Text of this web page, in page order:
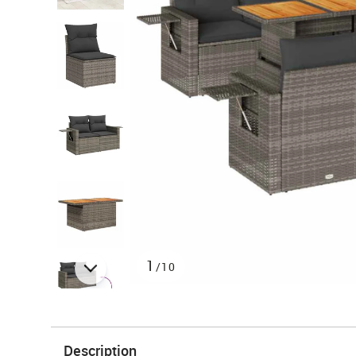
1 /10
Description